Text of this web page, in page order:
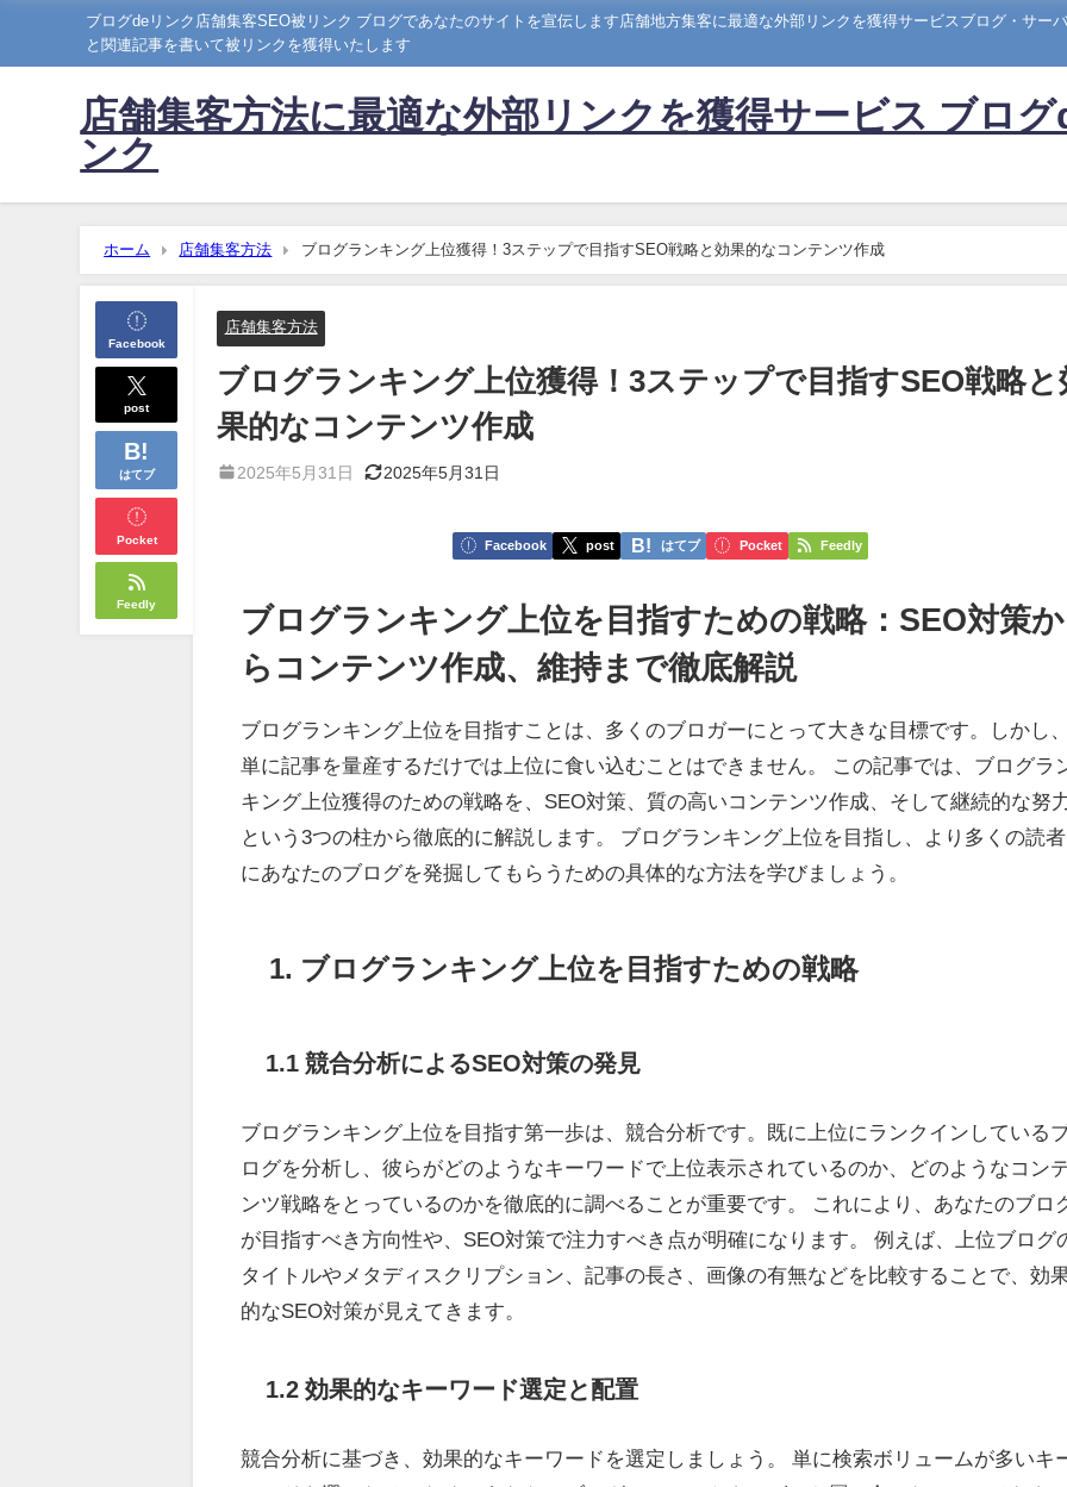
ブログdeリンク店舗集客SEO被リンク ブログであなたのサイトを宣伝します店舗地方集客に最適な外部リンクを獲得サービスブログ・サー
と関連記事を書いて被リンクを獲得いたします
店舗集客方法に最適な外部リンクを獲得サービス ブログ
ンク
ホーム 店舗集客方法 ブログランキング上位獲得！3ステップで目指すSEO戦略と効果的なコンテンツ作成
Facebook
post
はてブ
Pocket
Feedly
店舗集客方法
ブログランキング上位獲得！3ステップで目指すSEO戦略と
果的なコンテンツ作成
2025年5月31日 2025年5月31日
Facebook post はてブ Pocket Feedly
ブログランキング上位を目指すための戦略：SEO対策か
らコンテンツ作成、維持まで徹底解説
ブログランキング上位を目指すことは、多くのブロガーにとって大きな目標です。しかし、
単に記事を量産するだけでは上位に食い込むことはできません。 この記事では、ブログラ
キング上位獲得のための戦略を、SEO対策、質の高いコンテンツ作成、そして継続的な努
という3つの柱から徹底的に解説します。 ブログランキング上位を目指し、より多くの読者
にあなたのブログを発掘してもらうための具体的な方法を学びましょう。
1. ブログランキング上位を目指すための戦略
1.1 競合分析によるSEO対策の発見
ブログランキング上位を目指す第一歩は、競合分析です。既に上位にランクインしている
ログを分析し、彼らがどのようなキーワードで上位表示されているのか、どのようなコン
ンツ戦略をとっているのかを徹底的に調べることが重要です。 これにより、あなたのブロ
が目指すべき方向性や、SEO対策で注力すべき点が明確になります。 例えば、上位ブログ
タイトルやメタディスクリプション、記事の長さ、画像の有無などを比較することで、効
的なSEO対策が見えてきます。
1.2 効果的なキーワード選定と配置
競合分析に基づき、効果的なキーワードを選定しましょう。 単に検索ボリュームが多いキ